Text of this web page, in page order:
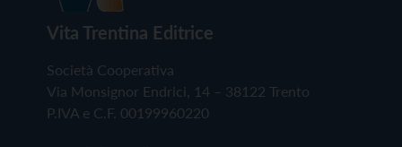
Vita Trentina Editrice
Società Cooperativa
Via Monsignor Endrici, 14 – 38122 Trento
P.IVA e C.F. 00199960220